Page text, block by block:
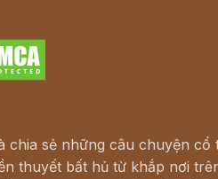
chia sẻ những câu chuyện cổ
thuyết bất hủ từ khắp nơi